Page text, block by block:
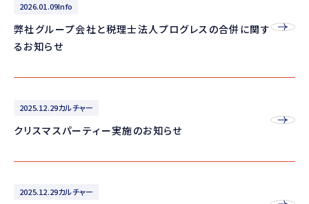
2026.01.09Info
弊社グループ会社と税理士法人プログレスの合併に関す
るお知らせ
2025.12.29カルチャー
クリスマスパーティー実施のお知らせ
2025.12.29カルチャー